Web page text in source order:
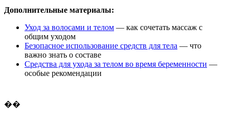
Дополнительные материалы:
Уход за волосами и телом — как сочетать массаж с
общим уходом
Безопасное использование средств для тела — что
важно знать о составе
Средства для ухода за телом во время беременности —
особые рекомендации
��